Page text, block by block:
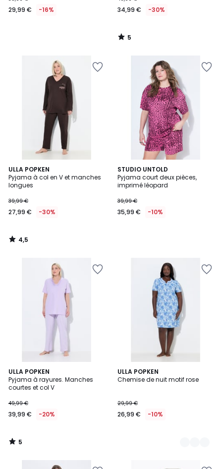
29,99 € -16% 34,99 € -30%
5
/
ULLA POPKEN
Pyjama à col en V et manches
longues
39,99 €
27,99 € -30%
4,5
/ 5
4,5
/
STUDIO UNTOLD
Pyjama court deux pièces,
imprimé léopard
39,99 €
35,99 € -10%
ULLA POPKEN
Pyjama à rayures. Manches
courtes et col V
49,99 €
39,99 € -20%
5
/
5
5
/
ULLA POPKEN
Chemise de nuit motif rose
29,99 €
26,99 € -10%
2
Couleurs